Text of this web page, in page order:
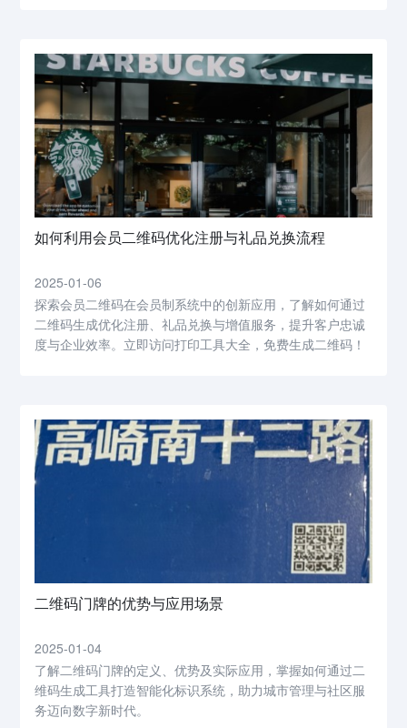
如何利用会员二维码优化注册与礼品兑换流程
2025-01-06
探索会员二维码在会员制系统中的创新应用，了解如何通过
二维码生成优化注册、礼品兑换与增值服务，提升客户忠诚
度与企业效率。立即访问打印工具大全，免费生成二维码！
二维码门牌的优势与应用场景
2025-01-04
了解二维码门牌的定义、优势及实际应用，掌握如何通过二
维码生成工具打造智能化标识系统，助力城市管理与社区服
务迈向数字新时代。